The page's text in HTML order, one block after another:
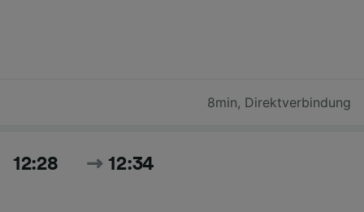
8min, Direktverbindung
12:28 12:34